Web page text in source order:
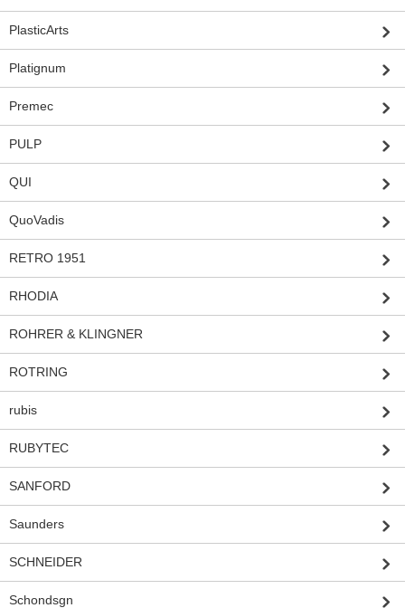
PlasticArts
Platignum
Premec
PULP
QUI
QuoVadis
RETRO 1951
RHODIA
ROHRER & KLINGNER
ROTRING
rubis
RUBYTEC
SANFORD
Saunders
SCHNEIDER
Schondsgn